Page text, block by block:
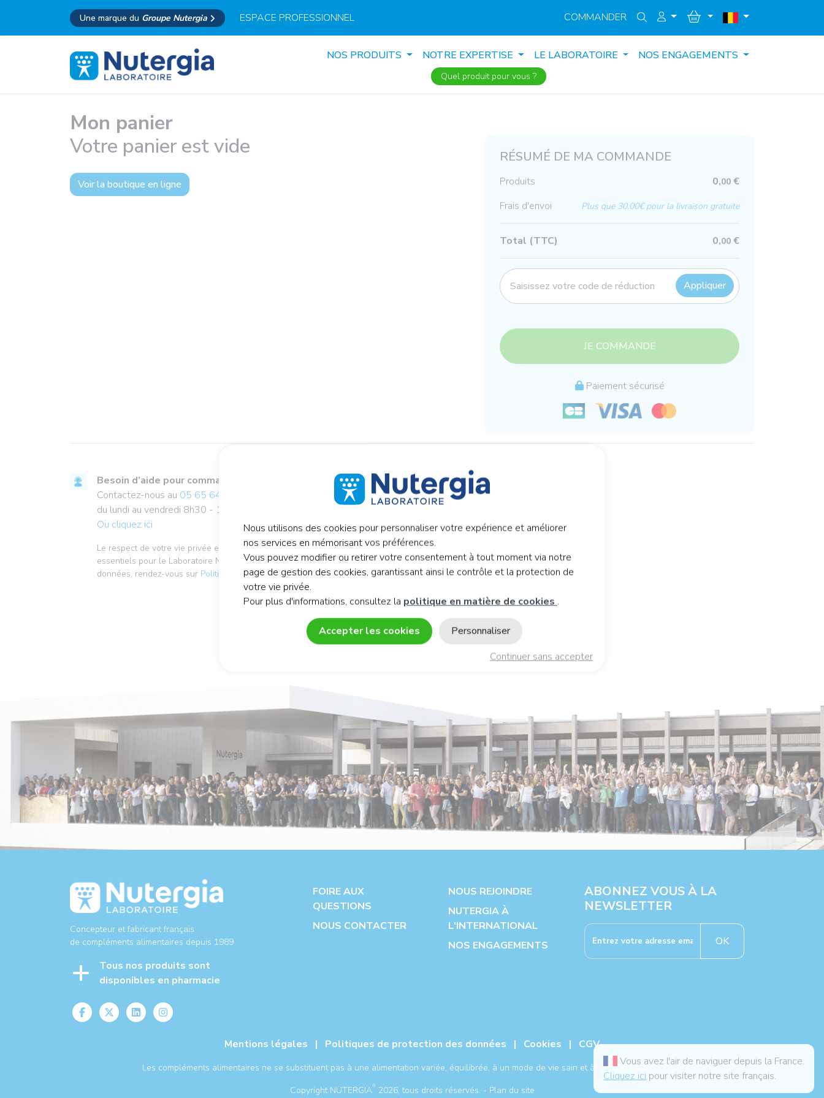
Une marque du Groupe Nutergia ESPACE PROFESSIONNEL COMMANDER
NOS PRODUITS NOTRE EXPERTISE LE LABORATOIRE NOS ENGAGEMENTS
Quel produit pour vous ?
Mon panier
Votre panier est vide
Voir la boutique en ligne
RÉSUMÉ DE MA COMMANDE
Produits 0,00 €
Frais d'envoi
Plus que 30.00€ pour la livraison gratuite
Total (TTC) 0,00 €
Appliquer
JE COMMANDE
Paiement sécurisé
Besoin d’aide pour commander ?
Contactez-nous au 05 65 64 71 51
du lundi au vendredi 8h30 - 13h00 / 13h30 - 18h00 (vendredi 17h30)
Ou cliquez ici
Le respect de votre vie privée et la protection de vos données personnelles sont
essentiels pour le Laboratoire Nutergia. Pour connaître le traitement de vos
données, rendez-vous sur Politique de protection des données.
Vous avez l'air de naviguer depuis la France.
Cliquez ici pour visiter notre site français.
Concepteur et fabricant français
de compléments alimentaires depuis 1989
Tous nos produits sont
disponibles en pharmacie
FOIRE AUX
QUESTIONS
NOUS CONTACTER
NOUS REJOINDRE
NUTERGIA À
L'INTERNATIONAL
NOS ENGAGEMENTS
ABONNEZ VOUS À LA
NEWSLETTER
OK
Mentions légales | Politiques de protection des données | Cookies | CGV
Les compléments alimentaires ne se substituent pas à une alimentation variée, équilibrée, à un mode de vie sain et à un traitement médical.
Copyright NUTERGIA®2026, tous droits réservés. - Plan du site
Nous utilisons des cookies pour personnaliser votre expérience et améliorer
nos services en mémorisant vos préférences.
Vous pouvez modifier ou retirer votre consentement à tout moment via notre
page de gestion des cookies, garantissant ainsi le contrôle et la protection de
votre vie privée.
Pour plus d'informations, consultez la politique en matière de cookies .
Accepter les cookies
Continuer sans accepter
Personnaliser